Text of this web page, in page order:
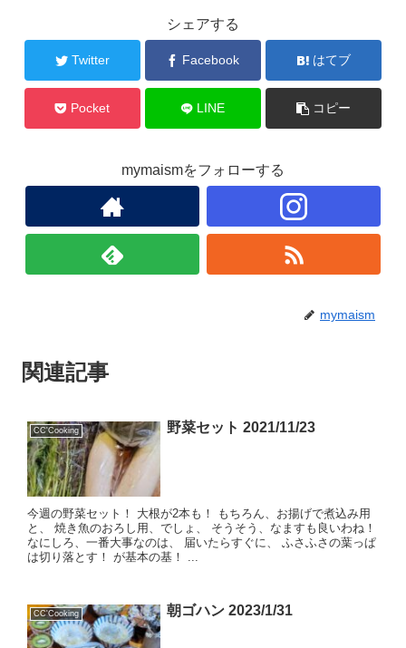
o
o
k
シェアする
Twitter Facebook はてブ
Pocket LINE コピー
mymaismをフォローする
mymaism
関連記事
CC'Cooking 野菜セット 2021/11/23
今週の野菜セット！ 大根が2本も！ もちろん、お揚げで煮込み用
と、 焼き魚のおろし用、でしょ、 そうそう、なますも良いわね！
なにしろ、一番大事なのは、 届いたらすぐに、 ふさふさの葉っぱ
は切り落とす！ が基本の基！ ...
CC'Cooking 朝ゴハン 2023/1/31